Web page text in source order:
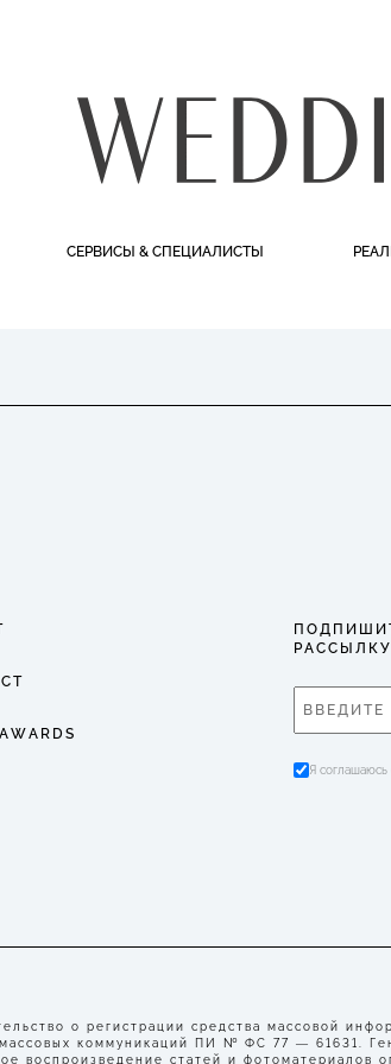
СЕРВИСЫ & СПЕЦИАЛИСТЫ
РАССЫЛКУ
Я соглашаюсь
о регистрации средства массовой
коммуникаций ПИ № ФС 77 — 61631.
воспроизведение статей и фотоматериалов